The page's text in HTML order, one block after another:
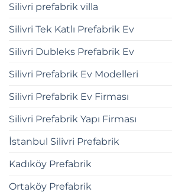
Silivri prefabrik villa
Silivri Tek Katlı Prefabrik Ev
Silivri Dubleks Prefabrik Ev
Silivri Prefabrik Ev Modelleri
Silivri Prefabrik Ev Firması
Silivri Prefabrik Yapı Firması
İstanbul Silivri Prefabrik
Kadıköy Prefabrik
Ortaköy Prefabrik